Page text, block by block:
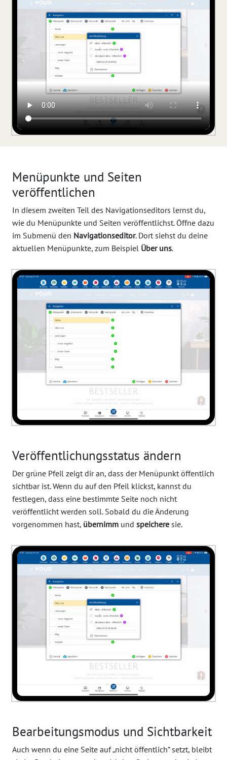
Menüpunkte und Seiten
veröffentlichen
In diesem zweiten Teil des Navigationseditors lernst du,
wie du Menüpunkte und Seiten veröffentlichst. Öffne dazu
im Submenü den Navigationseditor. Dort siehst du deine
aktuellen Menüpunkte, zum Beispiel Über uns.
Veröffentlichungsstatus ändern
Der grüne Pfeil zeigt dir an, dass der Menüpunkt öffentlich
sichtbar ist. Wenn du auf den Pfeil klickst, kannst du
festlegen, dass eine bestimmte Seite noch nicht
veröffentlicht werden soll. Sobald du die Änderung
vorgenommen hast, übernimm und speichere sie.
Bearbeitungsmodus und Sichtbarkeit
Auch wenn du eine Seite auf „nicht öffentlich“ setzt, bleibt